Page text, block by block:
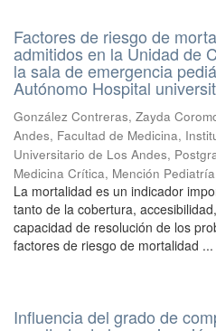
Factores de riesgo de
admitidos en la Unidad de
la sala de emergencia
Autónomo Hospital
González Contreras, Zayda
Andes, Facultad de Medicina,
Universitario de Los Andes,
Medicina Crítica, Mención Pediatría
La mortalidad es un indicador
tanto de la cobertura,
capacidad de resolución de los
factores de riesgo de mortalidad ...
Influencia del grado de